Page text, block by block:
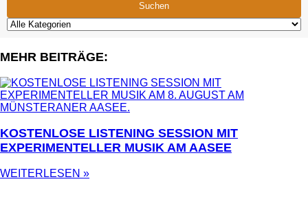
Suchen
MEHR BEITRÄGE:
KOSTENLOSE LISTENING SESSION MIT
EXPERIMENTELLER MUSIK AM AASEE
WEITERLESEN »